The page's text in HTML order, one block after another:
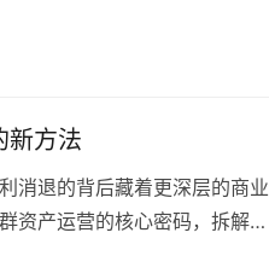
久了，经常被问到的一个问题
新方法
消退的背后藏着更深层的商
资产运营的核心密码，拆解